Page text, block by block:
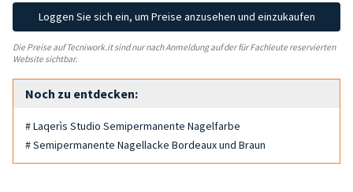
Loggen Sie sich ein, um Preise anzusehen und einzukaufen
Die Preise auf Tecniwork.it sind nur nach Anmeldung auf der für Fachleute reservierten
Website sichtbar.
Noch zu entdecken:
# Laqerìs Studio Semipermanente Nagelfarbe
# Semipermanente Nagellacke Bordeaux und Braun